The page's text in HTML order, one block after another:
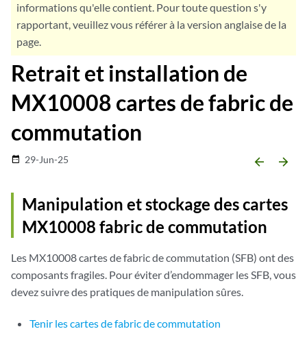
informations qu'elle contient. Pour toute question s'y
rapportant, veuillez vous référer à la version anglaise de la
page.
Retrait et installation de
MX10008 cartes de fabric de
commutation
date_range 29-Jun-25 arrow_backward arrow_forward
Manipulation et stockage des cartes
MX10008 fabric de commutation
Les MX10008 cartes de fabric de commutation (SFB) ont des
composants fragiles. Pour éviter d’endommager les SFB, vous
devez suivre des pratiques de manipulation sûres.
Tenir les cartes de fabric de commutation